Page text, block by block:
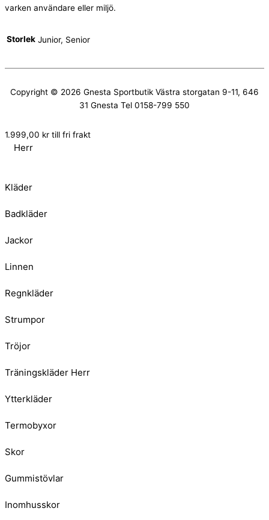
varken användare eller miljö.
Storlek Junior, Senior
Copyright © 2026 Gnesta Sportbutik Västra storgatan 9-11, 646
31 Gnesta Tel 0158-799 550
1.999,00 kr till fri frakt
Herr
Kläder
Badkläder
Jackor
Linnen
Regnkläder
Strumpor
Tröjor
Träningskläder Herr
Ytterkläder
Termobyxor
Skor
Gummistövlar
Inomhusskor